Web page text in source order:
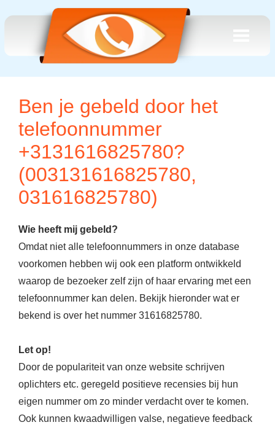
Ben je gebeld door het
telefoonnummer
+3131616825780?
(003131616825780,
031616825780)
Wie heeft mij gebeld?
Omdat niet alle telefoonnummers in onze database
voorkomen hebben wij ook een platform ontwikkeld
waarop de bezoeker zelf zijn of haar ervaring met een
telefoonnummer kan delen. Bekijk hieronder wat er
bekend is over het nummer 31616825780.
Let op!
Door de populariteit van onze website schrijven
oplichters etc. geregeld positieve recensies bij hun
eigen nummer om zo minder verdacht over te komen.
Ook kunnen kwaadwilligen valse, negatieve feedback